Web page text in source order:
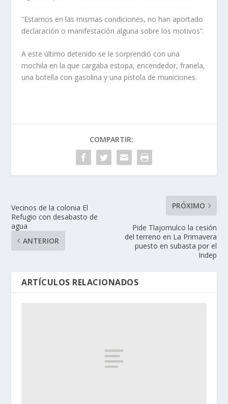
“Estamos en las mismas condiciones, no han aportado
declaración o manifestación alguna sobre los motivos”.
A este último detenido se le sorprendió con una
mochila en la que cargaba estopa, encendedor, franela,
una botella con gasolina y una pistola de municiones.
COMPARTIR:
Vecinos de la colonia El
Refugio con desabasto de
agua
ANTERIOR
PRÓXIMO
Pide Tlajomulco la cesión
del terreno en La Primavera
puesto en subasta por el
Indep
ARTÍCULOS RELACIONADOS